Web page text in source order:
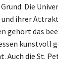
Die
ihrer
gehört das
kunstvoll
Auch die St.